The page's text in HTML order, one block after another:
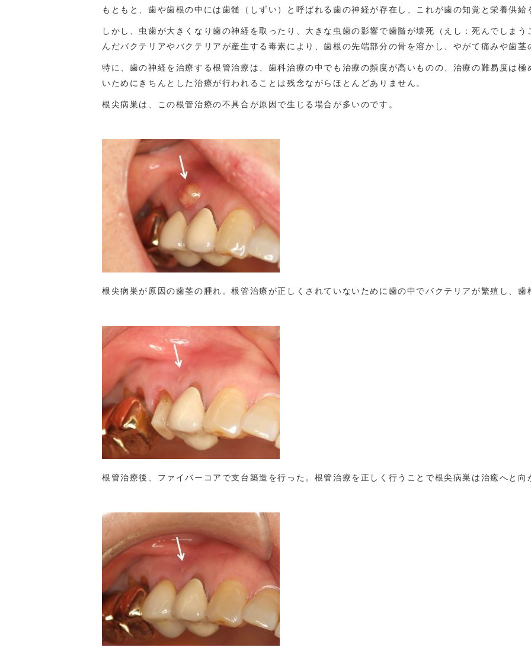
もともと、歯や歯根の中には歯髄（しずい）と呼ばれる歯の神経が存在し、これが歯の知覚と栄養供給
しかし、虫歯が大きくなり歯の神経を取ったり、大きな虫歯の影響で歯髄が壊死（えし：死んでしま
んだバクテリアやバクテリアが産生する毒素により、歯根の先端部分の骨を溶かし、やがて痛みや歯
特に、歯の神経を治療する根管治療は、歯科治療の中でも治療の頻度が高いものの、治療の難易度は
いためにきちんとした治療が行われることは残念ながらほとんどありません。
根尖病巣は、この根管治療の不具合が原因で生じる場合が多いのです。
根尖病巣が原因の歯茎の腫れ。根管治療が正しくされていないために歯の中でバクテリアが繁殖し、
根管治療後、ファイバーコアで支台築造を行った。根管治療を正しく行うことで根尖病巣は治癒へと